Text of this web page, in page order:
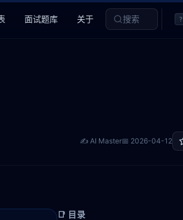
面试题库 关于 搜索 ?
✍️ AI Master📅 2026-04-12
📑 目录